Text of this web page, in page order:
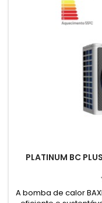
PLATINUM BC
A bomba de calor